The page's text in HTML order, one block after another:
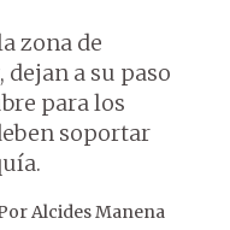
zona de
, dejan a su paso
para los
soportar
Alcides Manena